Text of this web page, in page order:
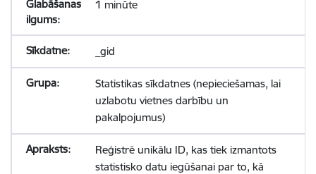
1 minūte
_gid
Statistikas sīkdatnes (nepieciešamas, lai
uzlabotu vietnes darbību un
pakalpojumus)
Reģistrē unikālu ID, kas tiek izmantots
statistisko datu iegūšanai par to, kā